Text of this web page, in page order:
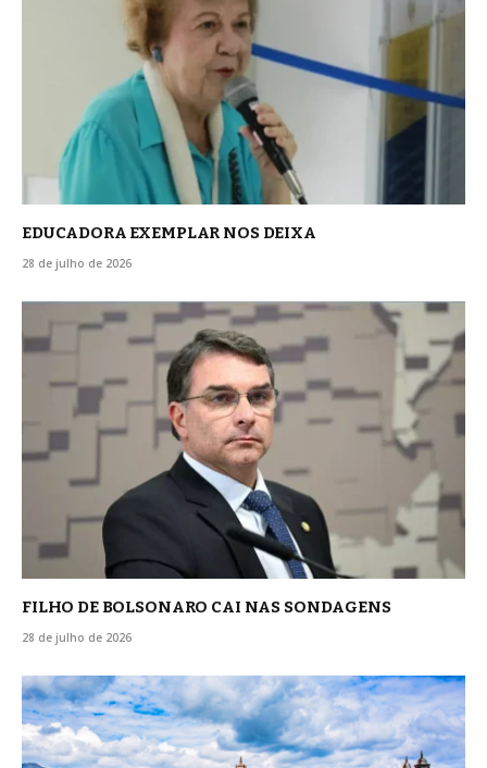
EDUCADORA EXEMPLAR NOS DEIXA
28 de julho de 2026
FILHO DE BOLSONARO CAI NAS SONDAGENS
28 de julho de 2026